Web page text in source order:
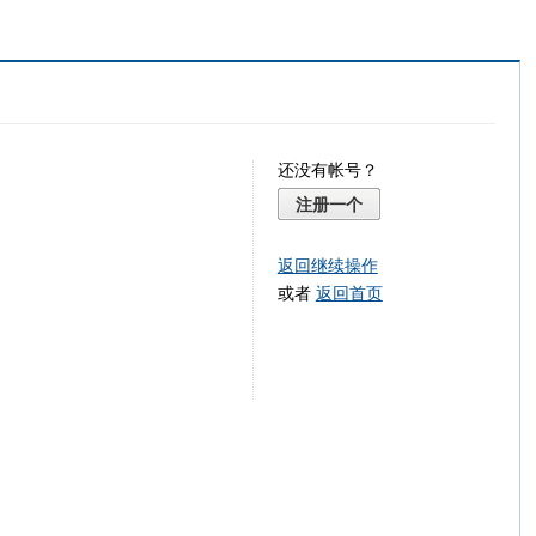
还没有帐号？
注册一个
返回继续操作
或者 返回首页